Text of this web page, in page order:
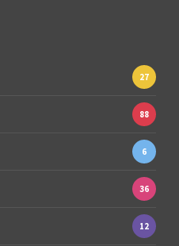
27
88
6
36
12